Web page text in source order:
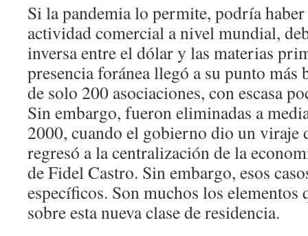
Si la pandemia lo permite, podría
actividad comercial a nivel mundial,
inversa entre el dólar y las materias
presencia foránea llegó a su punto más
de solo 200 asociaciones, con escasa
Sin embargo, fueron eliminadas a
2000, cuando el gobierno dio un viraje
regresó a la centralización de la
de Fidel Castro. Sin embargo, esos
específicos. Son muchos los elementos
sobre esta nueva clase de residencia.